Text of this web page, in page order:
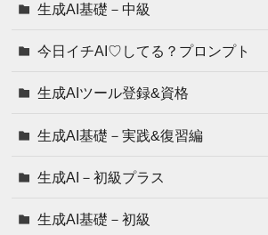
生成AI基礎－中級
今日イチAI♡してる？プロンプト
生成AIツール登録&資格
生成AI基礎－実践&復習編
生成AI－初級プラス
生成AI基礎－初級